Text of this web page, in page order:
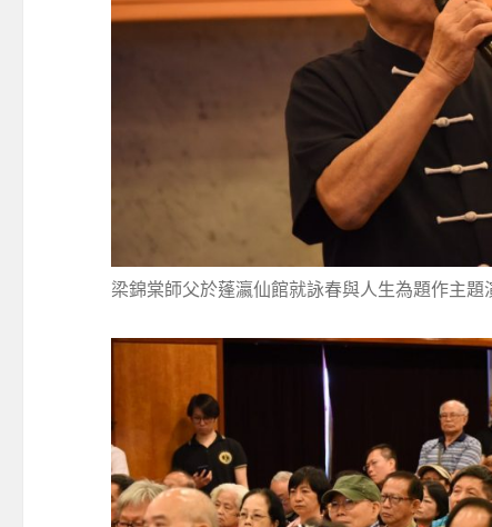
梁錦棠師父於蓬瀛仙館就詠春與人生為題作主題